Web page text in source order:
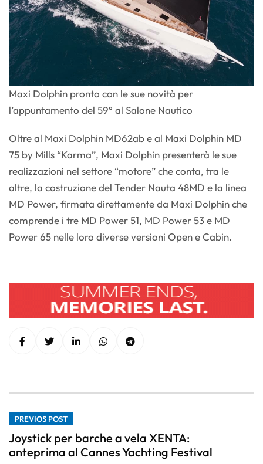
Maxi Dolphin pronto con le sue novità per
l’appuntamento del 59° al Salone Nautico
Oltre al Maxi Dolphin MD62ab e al Maxi Dolphin MD
75 by Mills “Karma”, Maxi Dolphin presenterà le sue
realizzazioni nel settore “motore” che conta, tra le
altre, la costruzione del Tender Nauta 48MD e la linea
MD Power, firmata direttamente da Maxi Dolphin che
comprende i tre MD Power 51, MD Power 53 e MD
Power 65 nelle loro diverse versioni Open e Cabin.
PREVIOS POST
Joystick per barche a vela XENTA:
anteprima al Cannes Yachting Festival